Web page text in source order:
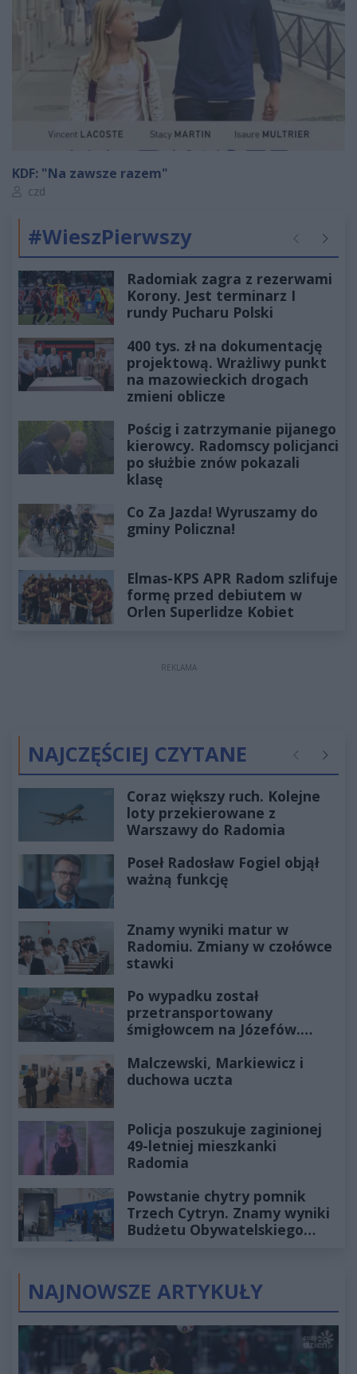
KDF: "Na zawsze razem"
Autor artykułu:
czd
#WieszPierwszy Poprzednie
Radomiak zagra z rezerwami
Korony. Jest terminarz I
rundy Pucharu Polski
400 tys. zł na dokumentację
projektową. Wrażliwy punkt
na mazowieckich drogach
zmieni oblicze
Pościg i zatrzymanie pijanego
kierowcy. Radomscy policjanci
po służbie znów pokazali
klasę
Co Za Jazda! Wyruszamy do
gminy Policzna!
Elmas-KPS APR Radom szlifuje
formę przed debiutem w
Orlen Superlidze Kobiet
REKLAMA
NAJCZĘŚCIEJ CZYTANE Poprzednie
Coraz większy ruch. Kolejne
loty przekierowane z
Warszawy do Radomia
Poseł Radosław Fogiel objął
ważną funkcję
Znamy wyniki matur w
Radomiu. Zmiany w czołówce
stawki
Po wypadku został
przetransportowany
śmigłowcem na Józefów.
Malczewski, Markiewicz i
duchowa uczta
Policja poszukuje zaginionej
49-letniej mieszkanki
Radomia
Powstanie chytry pomnik
Trzech Cytryn. Znamy wyniki
Budżetu Obywatelskiego
NAJNOWSZE ARTYKUŁY